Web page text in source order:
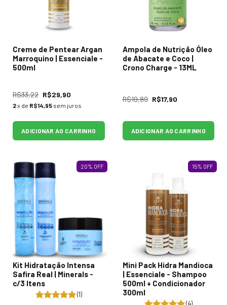
Creme de Pentear Argan
Marroquino | Essenciale -
500ml
R$33,22 R$29,90
2x de R$14,95 sem juros
ADICIONAR AO CARRINHO
Ampola de Nutrição Óleo
de Abacate e Coco |
Crono Charge - 13ML
R$19,89 R$17,90
ADICIONAR AO CARRINHO
20% OFF
Kit Hidratação Intensa
Safira Real | Minerals -
c/3 Itens
(1)
15% OFF
Mini Pack Hidra Mandioca
| Essenciale - Shampoo
500ml + Condicionador
300ml